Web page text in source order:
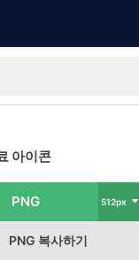
아이콘
PNG 512px
PNG 복사하기